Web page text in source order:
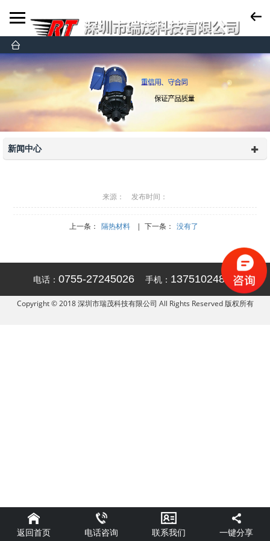
新闻中心
来源： 发布时间：
上一条： 隔热材料 | 下一条： 没有了
电话： 0755-27245026 手机： 13751024836
Copyright © 2018 深圳市瑞茂科技有限公司 All Rights Reserved 版权所有
返回首页 电话咨询 联系我们 一键分享